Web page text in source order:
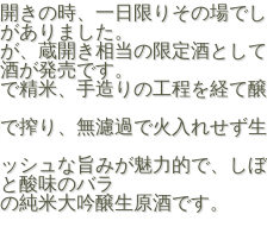
きの時、一日限りその場でし
ありました。
、蔵開き相当の限定酒として
が発売です。
精米、手造りの工程を経て醸
搾り、無濾過で火入れせず生
シュな旨みが魅力的で、しぼ
酸味のバラ
純米大吟醸生原酒です。